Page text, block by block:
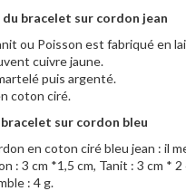
bracelet sur cordon jean
ou Poisson est fabriqué en
cuivre jaune.
puis argenté.
coton ciré.
sur cordon bleu
en coton ciré bleu jean : il
: 3 cm *1,5 cm, Tanit : 3 cm *
: 4 g.